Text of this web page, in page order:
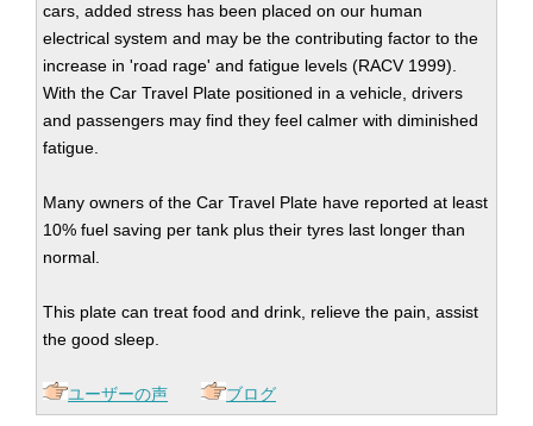
cars, added stress has been placed on our human
electrical system and may be the contributing factor to the
increase in 'road rage' and fatigue levels (RACV 1999).
With the Car Travel Plate positioned in a vehicle, drivers
and passengers may find they feel calmer with diminished
fatigue.
​Many owners of the Car Travel Plate have reported at least
10% fuel saving per tank plus their tyres last longer than
normal.
This plate can treat food and drink, relieve the pain, assist
the good sleep.
ユーザーの声 ブログ